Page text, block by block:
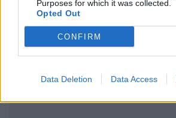
Purposes for which it was collected.
Opted Out
CONFIRM
Data Deletion Data Access
ΔΙΑΦΗΜΙΣΗ